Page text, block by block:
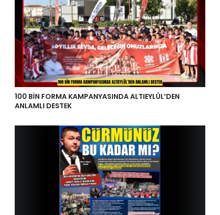
100 BİN FORMA KAMPANYASINDA ALTIEYLÜL’DEN
ANLAMLI DESTEK